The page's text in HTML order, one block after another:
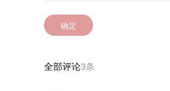
确定
全部评论3条